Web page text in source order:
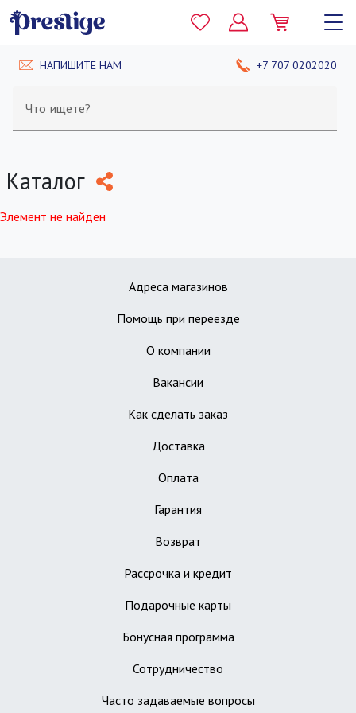
НАПИШИТЕ НАМ +7 707 0202020
Что ищете?
Каталог
Элемент не найден
Адреса магазинов
Помощь при переезде
О компании
Вакансии
Как сделать заказ
Доставка
Оплата
Гарантия
Возврат
Рассрочка и кредит
Подарочные карты
Бонусная программа
Сотрудничество
Часто задаваемые вопросы